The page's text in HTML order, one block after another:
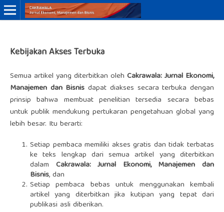
Kebijakan Akses Terbuka
Semua artikel yang diterbitkan olehCakrawala: Jurnal Ekonomi,
Manajemen dan Bisnis dapat diakses secara terbuka dengan
prinsip bahwa membuat penelitian tersedia secara bebas
untuk publik mendukung pertukaran pengetahuan global yang
lebih besar. Itu berarti:
Setiap pembaca memiliki akses gratis dan tidak terbatas
ke teks lengkap dari semua artikel yang diterbitkan
dalam Cakrawala: Jurnal Ekonomi, Manajemen dan
Bisnis, dan
Setiap pembaca bebas untuk menggunakan kembali
artikel yang diterbitkan jika kutipan yang tepat dari
publikasi asli diberikan.